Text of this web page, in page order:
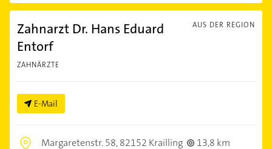
AUS DER REGION
Zahnarzt Dr. Hans Eduard
Entorf
ZAHNÄRZTE
E-Mail
Margaretenstr. 58,82152 Krailling
13,8 km